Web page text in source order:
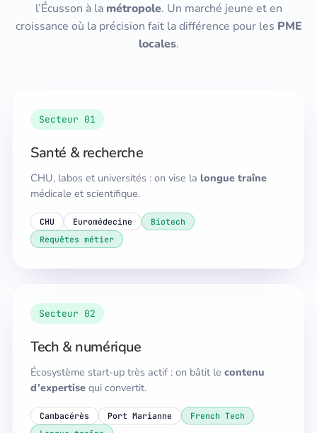
l’Écusson à la métropole. Un marché jeune et en
croissance où la précision fait la différence pour les PME
locales.
Secteur 01
Santé & recherche
CHU, labos et universités : on vise la longue traîne
médicale et scientifique.
CHU Euromédecine
Biotech
Requêtes métier
Secteur 02
Tech & numérique
Écosystème start-up très actif : on bâtit le contenu
d’expertise qui convertit.
Cambacérès Port Marianne
French Tech